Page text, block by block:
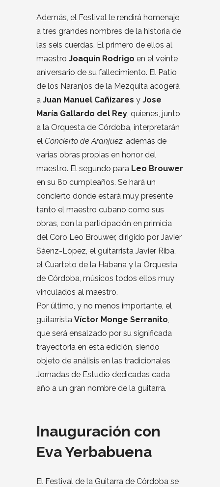
Además, el Festival le rendirá homenaje
a tres grandes nombres de la historia de
las seis cuerdas. El primero de ellos al
maestro Joaquín Rodrigo en el veinte
aniversario de su fallecimiento. El Patio
de los Naranjos de la Mezquita acogerá
a Juan Manuel Cañizares y Jose
María Gallardo del Rey, quienes, junto
a la Orquesta de Córdoba, interpretarán
el Concierto de Aranjuez, además de
varias obras propias en honor del
maestro. El segundo para Leo Brouwer
en su 80 cumpleaños. Se hará un
concierto donde estará muy presente
tanto el maestro cubano como sus
obras, con la participación en primicia
del Coro Leo Brouwer, dirigido por Javier
Sáenz-López, el guitarrista Javier Riba,
el Cuarteto de la Habana y la Orquesta
de Córdoba, músicos todos ellos muy
vinculados al maestro.
Por último, y no menos importante, el
guitarrista Víctor Monge Serranito,
que será ensalzado por su significada
trayectoria en esta edición, siendo
objeto de análisis en las tradicionales
Jornadas de Estudio dedicadas cada
año a un gran nombre de la guitarra.
Inauguración con
Eva Yerbabuena
El Festival de la Guitarra de Córdoba se